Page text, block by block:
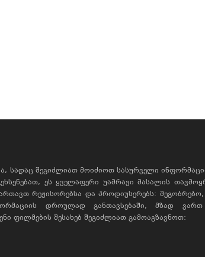
სადაც შეგიძლიათ მოიძიოთ სასურველი
ეს ყველაფერი უამრავი მასალის
რეჟისორებსა და პროდიუსერებს:
დროულად განთავსებაში, მზად ვართ
ფილმების შესახებ შეგიძლიათ გამოაგზავნოთ: